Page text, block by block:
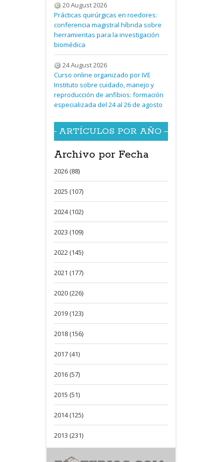
20 August 2026
Prácticas quirúrgicas en roedores:
conferencia magistral híbrida sobre
herramientas para la investigación
biomédica
24 August 2026
Curso online organizado por IVE
Instituto sobre cuidado, manejo y
reproducción de anfibios: formación
especializada del 24 al 26 de agosto
ARTÍCULOS POR AÑO
Archivo por Fecha
2026 (88)
2025 (107)
2024 (102)
2023 (109)
2022 (145)
2021 (177)
2020 (226)
2019 (123)
2018 (156)
2017 (41)
2016 (57)
2015 (51)
2014 (125)
2013 (231)